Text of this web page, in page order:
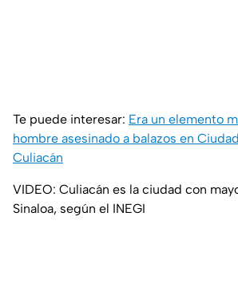
Te puede interesar: Era un elemento
hombre asesinado a balazos en
Culiacán
VIDEO: Culiacán es la ciudad con
Sinaloa, según el INEGI